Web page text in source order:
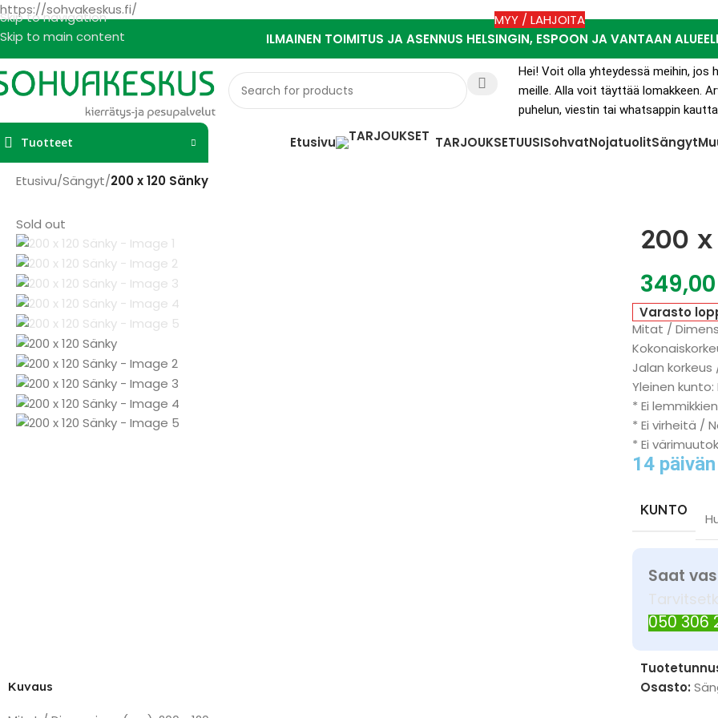
https://sohvakeskus.fi/
Skip to navigation
Skip to main content
ILMAINEN TOIMITUS JA ASENNUS HELSINGIN, ESPOON JA VANTAAN
MYY / LAHJOITA
Hei! Voit olla yhteydessä meihin,
meille. Alla voit täyttää lomakkeen.
puhelun, viestin tai whatsappin
Tuotteet Etusivu TARJOUKSETUUSISohvatNojatuolitSängyt
Etusivu/Sängyt/200 x 120 Sänky
Sold out 200
Varasto
Mitat /
Jalan
Yleinen
* Ei
* Ei virheitä /
* Ei
14
KUNTO
Saat
050 306
Osasto:
Kuvaus